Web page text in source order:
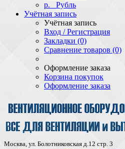
р. Рубль
Учётная запись
Учётная запись
Вход / Регистрация
Закладки (0)
Сравнение товаров (0)
Оформление заказа
Корзина покупок
Оформление заказа
Москва, ул. Болотниковская д.12 стр. 3